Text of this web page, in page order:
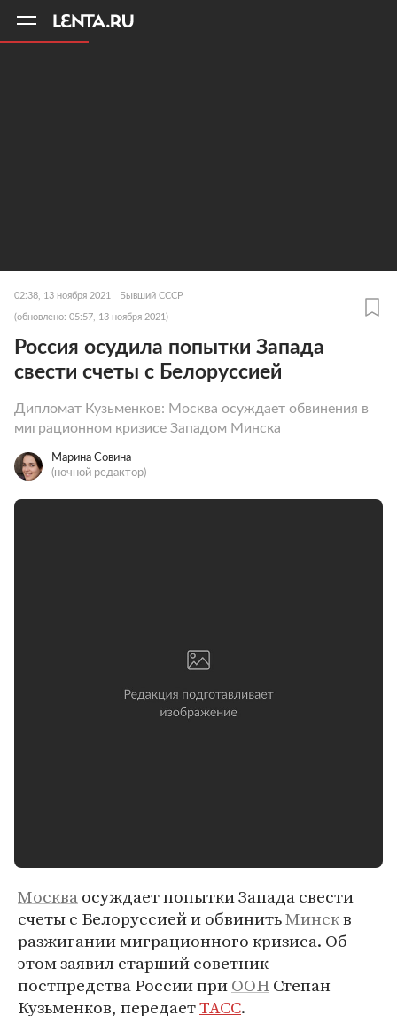
02:38, 13 ноября 2021 Бывший СССР
(обновлено: 05:57, 13 ноября 2021)
Россия осудила попытки Запада
свести счеты с Белоруссией
Дипломат Кузьменков: Москва осуждает обвинения в
миграционном кризисе Западом Минска
Марина Совина
(ночной редактор)
Москваосуждает попытки Запада свести
счеты с Белоруссией и обвинитьМинскв
разжигании миграционного кризиса. Об
этом заявил старший советник
постпредства России приООНСтепан
Кузьменков, передаетТАСС.